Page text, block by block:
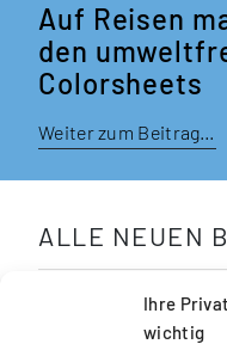
Ihre
wichtig
Auf Reisen
den
Colorsheets
Weiter zum Beitrag…
ALLE NEUEN